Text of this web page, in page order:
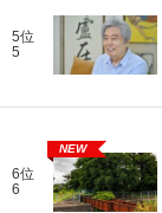
5位
5
6位
6
NEW